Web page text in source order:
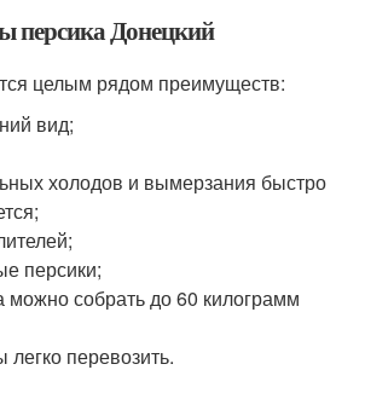
персика Донецкий
целым рядом преимуществ:
вид;
холодов и вымерзания быстро
персики;
можно собрать до 60 килограмм
перевозить.